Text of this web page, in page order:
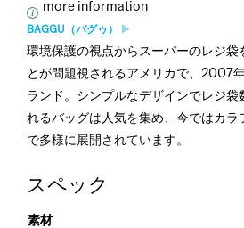
more information
BAGGU（バグゥ）
環境保護の視点からスーパーのレジ袋
とが問題視されるアメリカで、2007
ランド。シンプルなデザインでレジ袋
れるバッグは人気を集め、今ではカラ
で多様に展開されています。
スペック
素材